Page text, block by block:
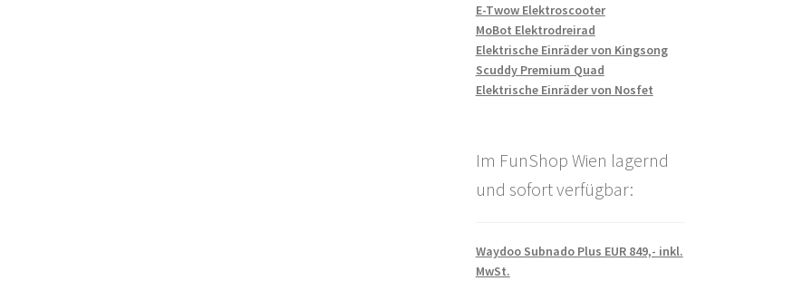
E-Twow Elektroscooter
MoBot Elektrodreirad
Elektrische Einräder von Kingsong
Scuddy Premium Quad
Elektrische Einräder von Nosfet
Im FunShop Wien lagernd
und sofort verfügbar:
Waydoo Subnado Plus EUR 849,- inkl.
MwSt.